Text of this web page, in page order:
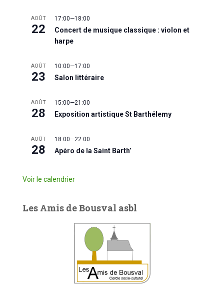
AOÛT
22
17:00—18:00
Concert de musique classique : violon et
harpe
AOÛT
23
10:00—17:00
Salon littéraire
AOÛT
28
15:00—21:00
Exposition artistique St Barthélemy
AOÛT
28
18:00—22:00
Apéro de la Saint Barth’
Voir le calendrier
Les Amis de Bousval asbl